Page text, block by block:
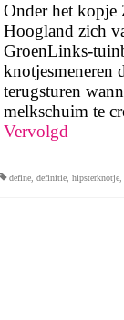
Onder het kopje
Hoogland zich
GroenLinks-
knotjesmeneren
terugsturen
melkschuim te
Vervolgd
define, definitie, hipsterknotje,